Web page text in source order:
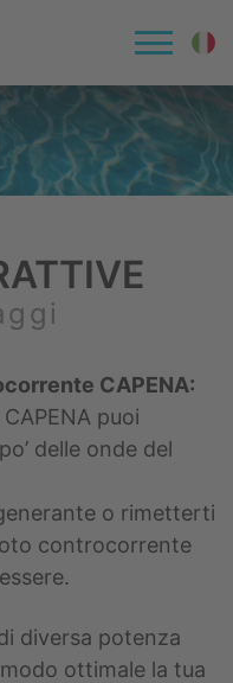
CAPENA:
puoi
delle onde del
o rimetterti
controcorrente
diversa potenza
ottimale la tua